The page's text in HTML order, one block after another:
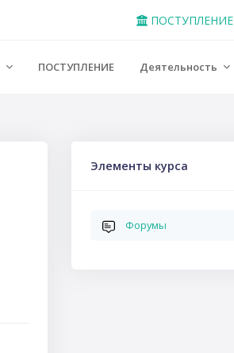
ПОСТУПЛЕНИЕ
ПОСТУПЛЕНИЕ Деятельность
Элементы курса
Форумы